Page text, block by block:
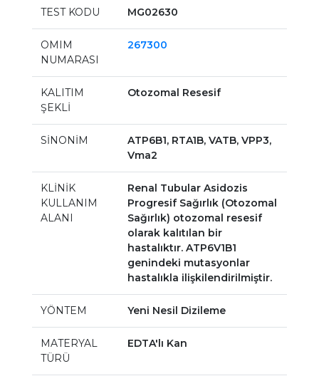
TEST KODU MG02630
OMIM
NUMARASI
267300
KALITIM
ŞEKLİ
Otozomal Resesif
SİNONİM
ATP6B1, RTA1B, VATB, VPP3,
Vma2
KLİNİK
KULLANIM
ALANI
Renal Tubular Asidozis
Progresif Sağırlık (Otozomal
Sağırlık) otozomal resesif
olarak kalıtılan bir
hastalıktır. ATP6V1B1
genindeki mutasyonlar
hastalıkla ilişkilendirilmiştir.
YÖNTEM Yeni Nesil Dizileme
MATERYAL
TÜRÜ
EDTA'lı Kan